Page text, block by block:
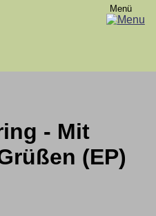
Menü
- Mit
(EP)